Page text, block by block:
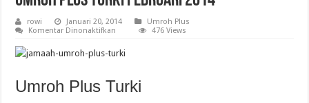
rowi Januari 20, 2014
Umroh Plus
Komentar Dinonaktifkan
Plus
Turki
476 Views
Umroh Plus Turki